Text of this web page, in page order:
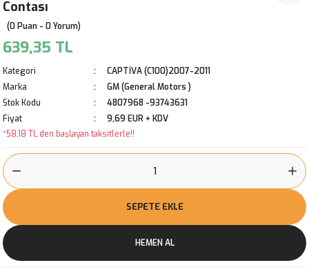
Contası
(0 Puan - 0 Yorum)
639,35 TL
Kategori
CAPTİVA (C100)2007-2011
Marka
GM (General Motors )
Stok Kodu
4807968 -93743631
Fiyat
9,69 EUR + KDV
*58,18 TL den başlayan taksitlerle!!
SEPETE EKLE
HEMEN AL